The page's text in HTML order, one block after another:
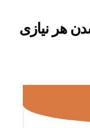
هر نیازی